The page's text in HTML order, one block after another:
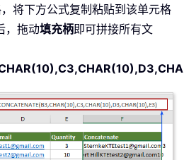
将下方公式复制粘贴到该单元格
，拖动填充柄即可拼接所有文